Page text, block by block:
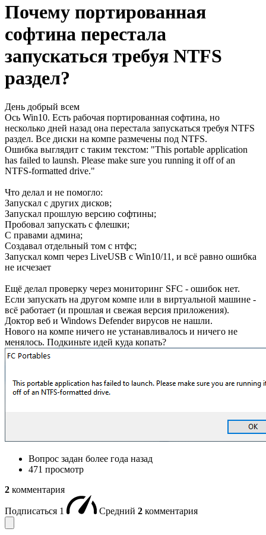
Почему портированная
софтина перестала
запускаться требуя NTFS
раздел?
День добрый всем
Ось Win10. Есть рабочая портированная софтина, но
несколько дней назад она перестала запускаться требуя NTFS
раздел. Все диски на компе размечены под NTFS.
Ошибка выглядит с таким текстом: "This portable application
has failed to launsh. Please make sure you running it off of an
NTFS-formatted drive."
Что делал и не помогло:
Запускал с других дисков;
Запускал прошлую версию софтины;
Пробовал запускать с флешки;
С правами админа;
Создавал отдельный том с нтфс;
Запускал комп через LiveUSB с Win10/11, и всё равно ошибка
не исчезает
Ещё делал проверку через мониторинг SFC - ошибок нет.
Если запускать на другом компе или в виртуальной машине -
всё работает (и прошлая и свежая версия приложения).
Доктор веб и Windows Defender вирусов не нашли.
Нового на компе ничего не устанавливалось и ничего не
менялось. Подкиньте идей куда копать?
Вопрос задан более года назад
471 просмотр
2 комментария
Подписаться 1 Средний 2 комментария